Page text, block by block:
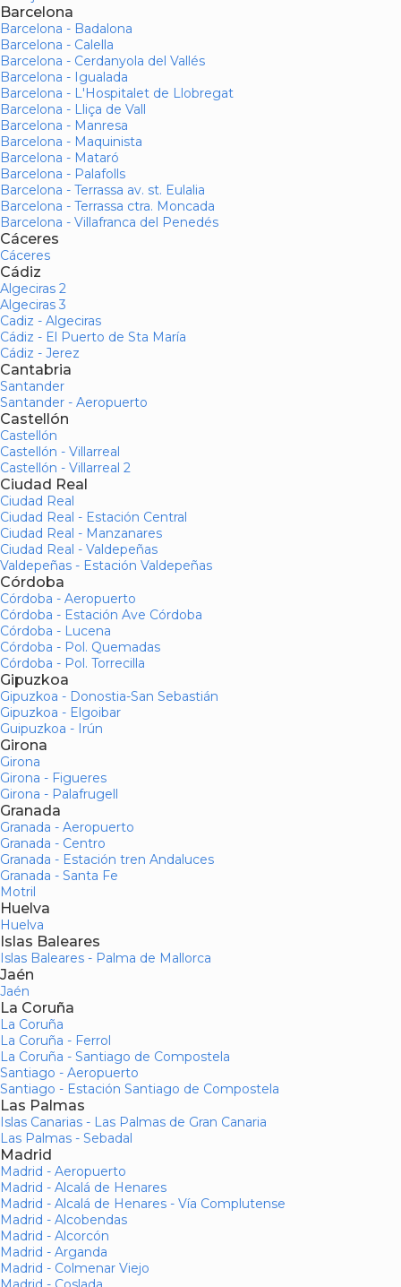
Barcelona
Barcelona - Badalona
Barcelona - Calella
Barcelona - Cerdanyola del Vallés
Barcelona - Igualada
Barcelona - L'Hospitalet de Llobregat
Barcelona - Lliça de Vall
Barcelona - Manresa
Barcelona - Maquinista
Barcelona - Mataró
Barcelona - Palafolls
Barcelona - Terrassa av. st. Eulalia
Barcelona - Terrassa ctra. Moncada
Barcelona - Villafranca del Penedés
Cáceres
Cáceres
Cádiz
Algeciras 2
Algeciras 3
Cadiz - Algeciras
Cádiz - El Puerto de Sta María
Cádiz - Jerez
Cantabria
Santander
Santander - Aeropuerto
Castellón
Castellón
Castellón - Villarreal
Castellón - Villarreal 2
Ciudad Real
Ciudad Real
Ciudad Real - Estación Central
Ciudad Real - Manzanares
Ciudad Real - Valdepeñas
Valdepeñas - Estación Valdepeñas
Córdoba
Córdoba - Aeropuerto
Córdoba - Estación Ave Córdoba
Córdoba - Lucena
Córdoba - Pol. Quemadas
Córdoba - Pol. Torrecilla
Gipuzkoa
Gipuzkoa - Donostia-San Sebastián
Gipuzkoa - Elgoibar
Guipuzkoa - Irún
Girona
Girona
Girona - Figueres
Girona - Palafrugell
Granada
Granada - Aeropuerto
Granada - Centro
Granada - Estación tren Andaluces
Granada - Santa Fe
Motril
Huelva
Huelva
Islas Baleares
Islas Baleares - Palma de Mallorca
Jaén
Jaén
La Coruña
La Coruña
La Coruña - Ferrol
La Coruña - Santiago de Compostela
Santiago - Aeropuerto
Santiago - Estación Santiago de Compostela
Las Palmas
Islas Canarias - Las Palmas de Gran Canaria
Las Palmas - Sebadal
Madrid
Madrid - Aeropuerto
Madrid - Alcalá de Henares
Madrid - Alcalá de Henares - Vía Complutense
Madrid - Alcobendas
Madrid - Alcorcón
Madrid - Arganda
Madrid - Colmenar Viejo